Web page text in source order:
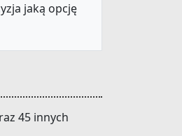
jaką opcję
45 innych